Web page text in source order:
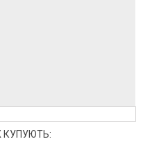
КУПУЮТЬ: